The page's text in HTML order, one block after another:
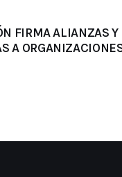
FIRMA ALIANZAS Y
A